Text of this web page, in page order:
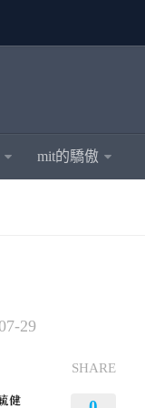
mit的驕傲
29
SHARE